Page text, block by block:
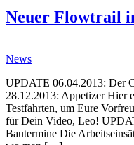
Neuer Flowtrail
News
UPDATE 06.04.2013: Der
28.12.2013: Appetizer Hier
Testfahrten, um Eure
für Dein Video, Leo!
Bautermine Die